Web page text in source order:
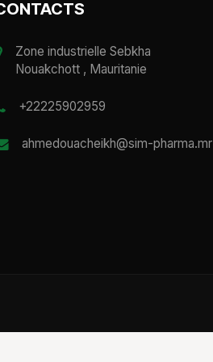
Zone industrielle Sebkha
Nouakchott , Mauritanie
+22225902959
ahmedouacheikh@sim-pharma.mr